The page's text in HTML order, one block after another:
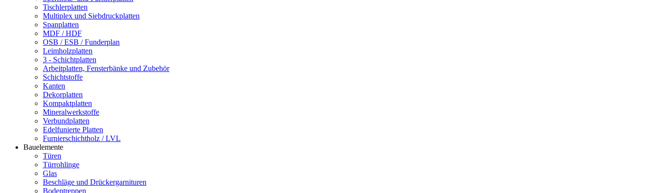
Tischlerplatten
Multiplex und Siebdruckplatten
Spanplatten
MDF / HDF
OSB / ESB / Funderplan
Leimholzplatten
3 - Schichtplatten
Arbeitplatten, Fensterbänke und Zubehör
Schichtstoffe
Kanten
Dekorplatten
Kompaktplatten
Mineralwerkstoffe
Verbundplatten
Edelfunierte Platten
Furnierschichtholz / LVL
Bauelemente
Türen
Türrohlinge
Glas
Beschläge und Drückergarnituren
Bodentreppen